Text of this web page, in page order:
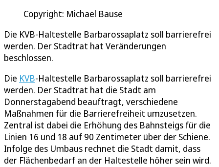
Copyright: Michael Bause
Die KVB-Haltestelle Barbarossaplatz soll barrierefrei
werden. Der Stadtrat hat Veränderungen
beschlossen.
Die KVB-Haltestelle Barbarossaplatz soll barrierefrei
werden. Der Stadtrat hat die Stadt am
Donnerstagabend beauftragt, verschiedene
Maßnahmen für die Barrierefreiheit umzusetzen.
Zentral ist dabei die Erhöhung des Bahnsteigs für die
Linien 16 und 18 auf 90 Zentimeter über der Schiene.
Infolge des Umbaus rechnet die Stadt damit, dass
der Flächenbedarf an der Haltestelle höher sein wird.